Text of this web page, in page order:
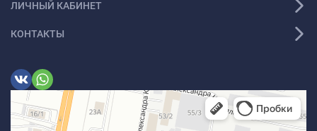
ЛИЧНЫЙ КАБИНЕТ
КОНТАКТЫ